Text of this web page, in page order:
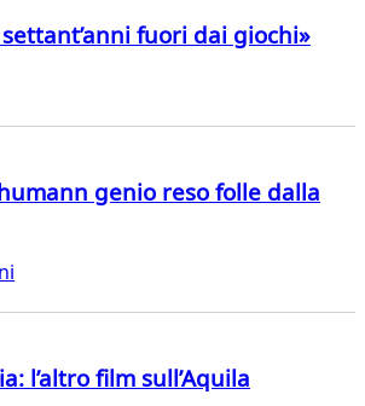
fuori dai giochi»
genio reso folle dalla
l’altro film sull’Aquila